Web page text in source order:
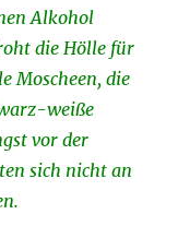
Alkohol
die Hölle für
Moscheen, die
weiße
vor der
sich nicht an